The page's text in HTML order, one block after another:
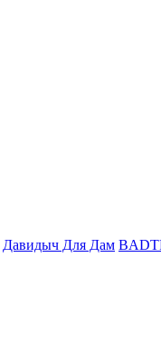
Давидыч Для Дам